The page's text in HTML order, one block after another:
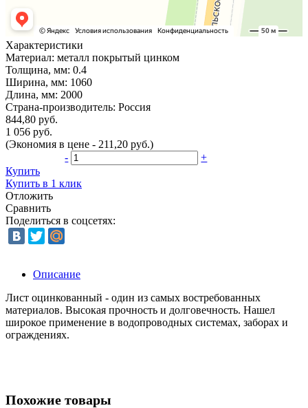
Характеристики
Материал: металл покрытый цинком
Толщина, мм: 0.4
Ширина, мм: 1060
Длина, мм: 2000
Страна-производитель: Россия
844,80 руб.
1 056 руб.
(Экономия в цене - 211,20 руб.)
-
+
Купить
Купить в 1 клик
Отложить
Сравнить
Поделиться в соцсетях:
Описание
Лист оцинкованный - один из самых востребованных
материалов. Высокая прочность и долговечность. Нашел
широкое применение в водопроводных системах, заборах и
ограждениях.
Похожие товары